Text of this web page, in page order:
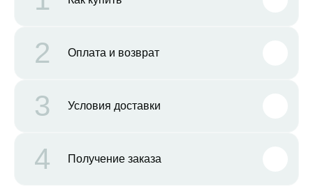
2 Оплата и возврат
3 Условия доставки
4 Получение заказа